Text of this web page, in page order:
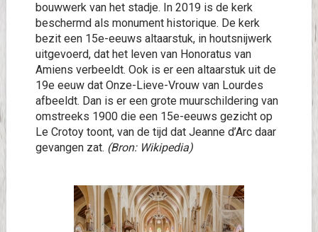
bouwwerk van het stadje. In 2019 is de kerk
beschermd als monument historique. De kerk
bezit een 15e-eeuws altaarstuk, in houtsnijwerk
uitgevoerd, dat het leven van Honoratus van
Amiens verbeeldt. Ook is er een altaarstuk uit de
19e eeuw dat Onze-Lieve-Vrouw van Lourdes
afbeeldt. Dan is er een grote muurschildering van
omstreeks 1900 die een 15e-eeuws gezicht op
Le Crotoy toont, van de tijd dat Jeanne d’Arc daar
gevangen zat. (Bron: Wikipedia)